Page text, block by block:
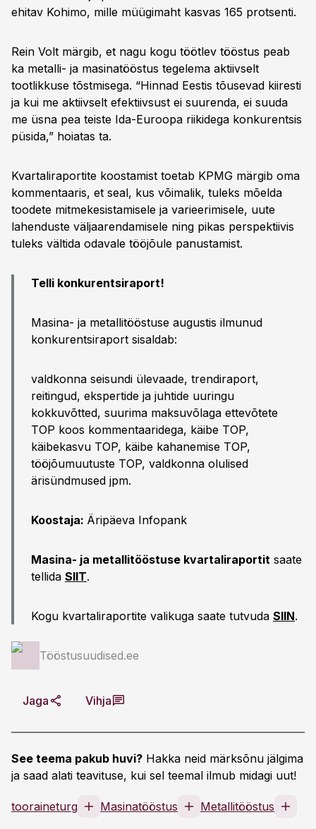
ehitav Kohimo, mille müügimaht kasvas 165 protsenti.
Rein Volt märgib, et nagu kogu töötlev tööstus peab
ka metalli- ja masinatööstus tegelema aktiivselt
tootlikkuse tõstmisega. “Hinnad Eestis tõusevad kiiresti
ja kui me aktiivselt efektiivsust ei suurenda, ei suuda
me üsna pea teiste Ida-Euroopa riikidega konkurentsis
püsida,” hoiatas ta.
Kvartaliraportite koostamist toetab KPMG märgib oma
kommentaaris, et seal, kus võimalik, tuleks mõelda
toodete mitmekesistamisele ja varieerimisele, uute
lahenduste väljaarendamisele ning pikas perspektiivis
tuleks vältida odavale tööjõule panustamist.
Telli konkurentsiraport!
Masina- ja metallitööstuse augustis ilmunud
konkurentsiraport sisaldab:
valdkonna seisundi ülevaade, trendiraport,
reitingud, ekspertide ja juhtide uuringu
kokkuvõtted, suurima maksuvõlaga ettevõtete
TOP koos kommentaaridega, käibe TOP,
käibekasvu TOP, käibe kahanemise TOP,
tööjõumuutuste TOP, valdkonna olulised
ärisündmused jpm.
Koostaja: Äripäeva Infopank
Masina- ja metallitööstuse kvartaliraportit saate
tellida SIIT.
Kogu kvartaliraportite valikuga saate tutvuda SIIN.
Tööstusuudised.ee
Jaga Vihja
See teema pakub huvi? Hakka neid märksõnu jälgima
ja saad alati teavituse, kui sel teemal ilmub midagi uut!
tooraineturg Masinatööstus Metallitööstus